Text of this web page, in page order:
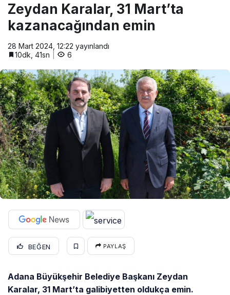
Zeydan Karalar, 31 Mart’ta
kazanacağından emin
28 Mart 2024, 12:22 yayınlandı
10dk, 41sn
6
BEĞEN PAYLAŞ
Adana Büyükşehir Belediye Başkanı Zeydan
Karalar, 31 Mart’ta galibiyetten oldukça emin.